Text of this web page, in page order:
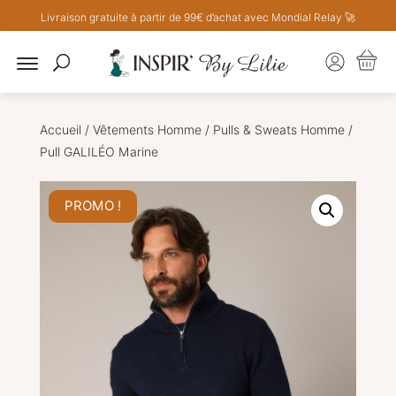
Livraison gratuite à partir de 99€ d’achat avec Mondial Relay 🚀
Accueil / Vêtements Homme/ Pulls & Sweats Homme/
Pull GALILÉO Marine
PROMO !